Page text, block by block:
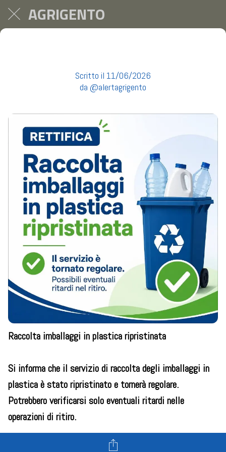
AGRIGENTO
Scritto il 11/06/2026
da @alertagrigento
Raccolta imballaggi in plastica ripristinata
Si informa che il servizio di raccolta degli imballaggi in
plastica è stato ripristinato e tornerà regolare.
Potrebbero verificarsi solo eventuali ritardi nelle
operazioni di ritiro.